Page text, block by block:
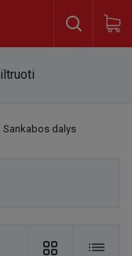
Sankabos dalys